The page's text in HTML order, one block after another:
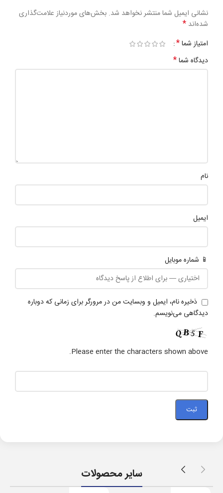
نشانی ایمیل شما منتشر نخواهد شد. بخش‌های موردنیاز علامت‌گذاری
شده‌اند *
امتیاز شما*
دیدگاه شما*
نام
ایمیل
📱 شماره موبایل
ذخیره نام، ایمیل و وبسایت من در مرورگر برای زمانی که دوباره
دیدگاهی می‌نویسم.
Please enter the characters shown above.
سایر محصولات